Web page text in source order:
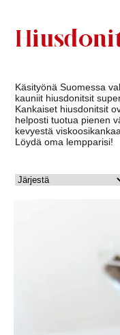
Käsityönä Suomessa
kauniit hiusdonitsit
Kankaiset hiusdonitsit
helposti tuotua pienen
kevyestä
Löydä oma lempparisi!